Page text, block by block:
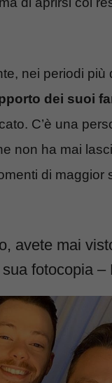
nei periodi più
dei suoi
C’è una
non ha mai
di maggior
avete mai
fotocopia –